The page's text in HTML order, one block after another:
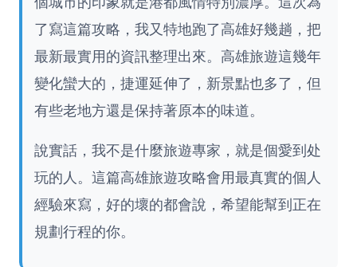
了寫這篇攻略，我又特地跑了高雄好幾趟，把
最新最實用的資訊整理出來。高雄旅遊這幾年
變化蠻大的，捷運延伸了，新景點也多了，但
有些老地方還是保持著原本的味道。
說實話，我不是什麼旅遊專家，就是個愛到处
玩的人。這篇高雄旅遊攻略會用最真實的個人
經驗來寫，好的壞的都會說，希望能幫到正在
規劃行程的你。